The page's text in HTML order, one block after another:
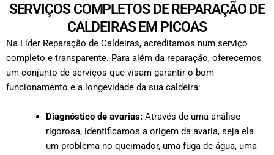
SERVIÇOS COMPLETOS DE REPARAÇÃO DE
CALDEIRAS EM PICOAS
Na Líder Reparação de Caldeiras, acreditamos num serviço
completo e transparente. Para além da reparação, oferecemos
um conjunto de serviços que visam garantir o bom
funcionamento e a longevidade da sua caldeira:
Diagnóstico de avarias: Através de uma análise
rigorosa, identificamos a origem da avaria, seja ela
um problema no queimador, uma fuga de água, uma